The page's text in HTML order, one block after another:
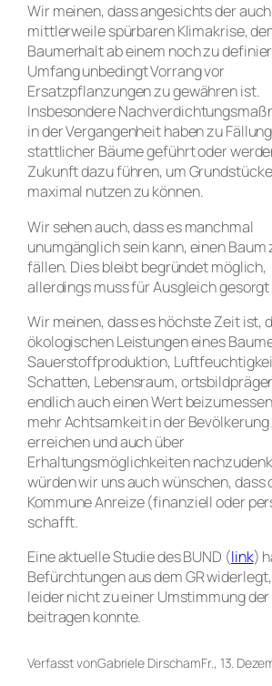
Wir meinen, dass angesichts der
mittlerweile spürbaren Klimakrise,
Baumerhalt ab einem noch zu
Umfang unbedingt Vorrang vor
Ersatzpflanzungen zu gewähren ist.
Insbesondere
in der Vergangenheit haben zu
stattlicher Bäume geführt oder
Zukunft dazu führen, um Grundstücke
maximal nutzen zu können.
Wir sehen auch, dass es manchmal
unumgänglich sein kann, einen Baum
fällen. Dies bleibt begründet möglich,
allerdings muss für Ausgleich
Wir meinen, dass es höchste Zeit ist,
ökologischen Leistungen eines
Sauerstoffproduktion,
Schatten, Lebensraum,
endlich auch einen Wert
mehr Achtsamkeit in der Bevölkerung
erreichen und auch über
Erhaltungsmöglichkeiten
würden wir uns auch wünschen, dass
Kommune Anreize (finanziell oder
schafft.
Eine aktuelle Studie des BUND (link)
Befürchtungen aus dem GR
leider nicht zu einer Umstimmung der
beitragen konnte.
Verfasst vonGabriele DirschamFr., 13.